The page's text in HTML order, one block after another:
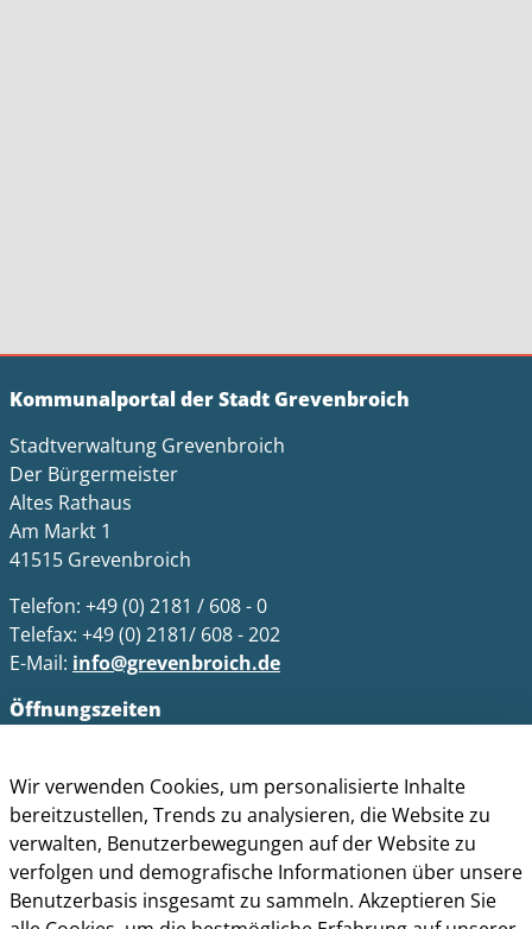
Kommunalportal der Stadt Grevenbroich
Stadtverwaltung Grevenbroich
Der Bürgermeister
Altes Rathaus
Am Markt 1
41515 Grevenbroich
Telefon: +49 (0) 2181 / 608 - 0
Telefax: +49 (0) 2181/ 608 - 202
E-Mail: info@grevenbroich.de
Öffnungszeiten
Montag - Freitag 8.00 - 12.00 Uhr
Donnerstag zusätzl. 14.00 - 17.00 Uhr
Bürgerbüro
Montag 8.00 - 16.00 Uhr
Dienstag 8.00 - 16.00 Uhr
Wir verwenden Cookies, um personalisierte Inhalte
bereitzustellen, Trends zu analysieren, die Website zu
verwalten, Benutzerbewegungen auf der Website zu
verfolgen und demografische Informationen über unsere
Benutzerbasis insgesamt zu sammeln. Akzeptieren Sie